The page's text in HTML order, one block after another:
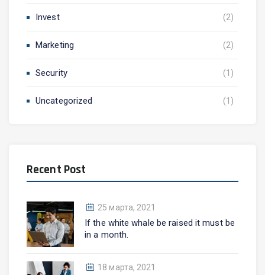
Invest (2)
Marketing (2)
Security (1)
Uncategorized (1)
Recent Post
25 марта, 2021
If the white whale be raised it must be
in a month.
18 марта, 2021